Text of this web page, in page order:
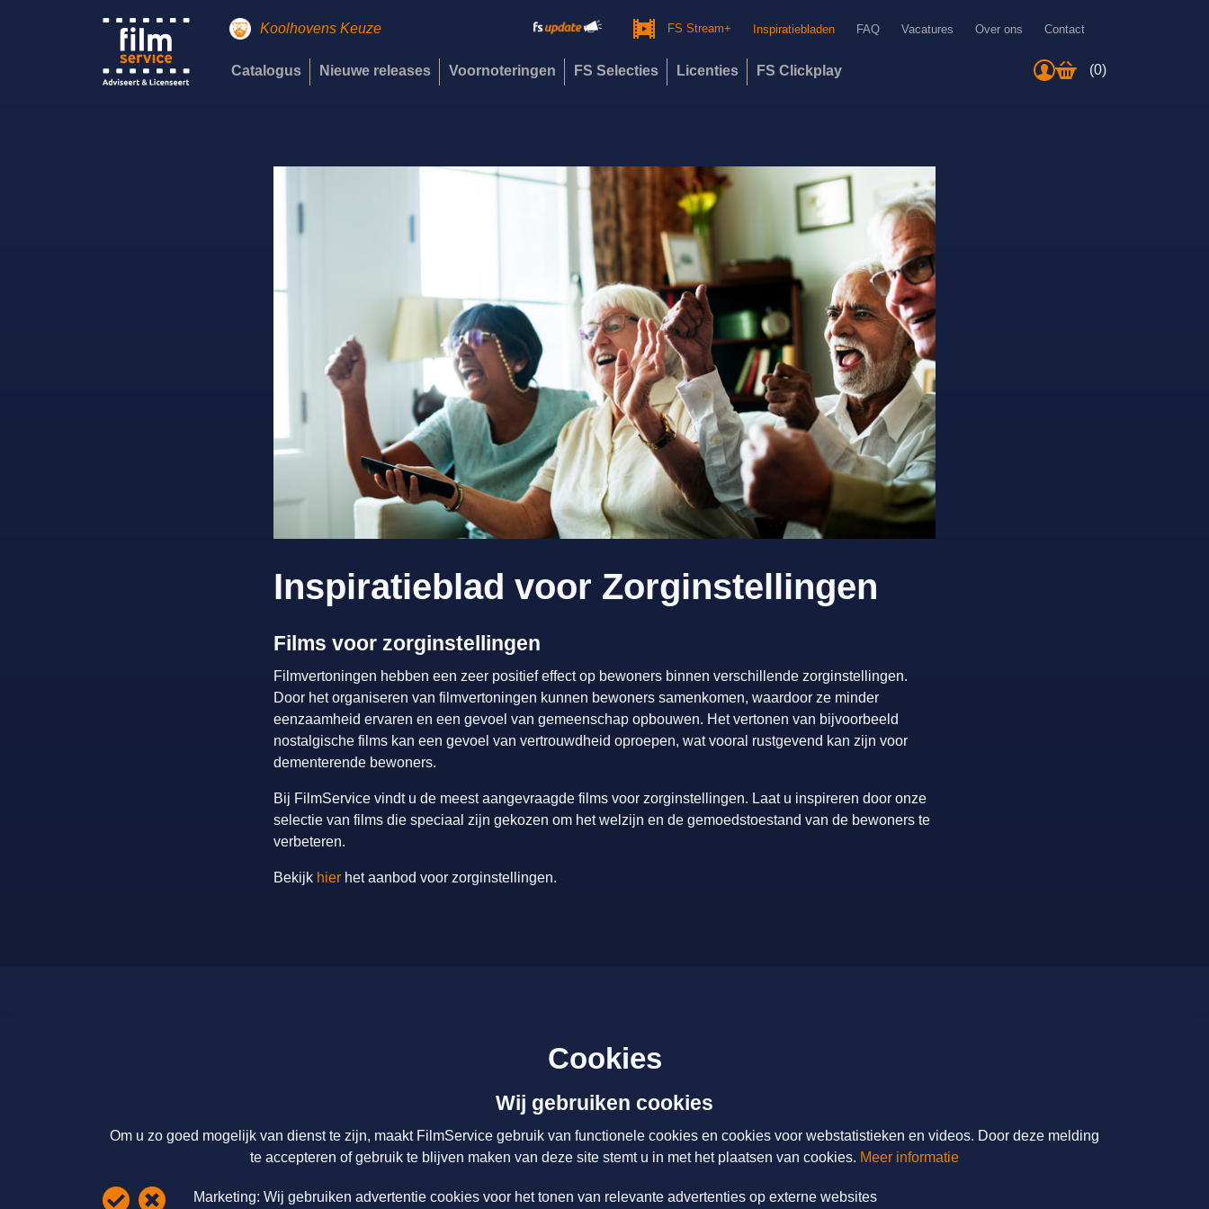
Koolhovens Keuze
(0)
Catalogus Nieuwe releases Voornoteringen FS Selecties Licenties FS Clickplay
FS Stream+ Inspiratiebladen FAQ Vacatures Over ons Contact
Inspiratieblad voor Zorginstellingen
Films voor zorginstellingen
Filmvertoningen hebben een zeer positief effect op bewoners binnen verschillende zorginstellingen.
Door het organiseren van filmvertoningen kunnen bewoners samenkomen, waardoor ze minder
eenzaamheid ervaren en een gevoel van gemeenschap opbouwen. Het vertonen van bijvoorbeeld
nostalgische films kan een gevoel van vertrouwdheid oproepen, wat vooral rustgevend kan zijn voor
dementerende bewoners.
Bij FilmService vindt u de meest aangevraagde films voor zorginstellingen. Laat u inspireren door onze
selectie van films die speciaal zijn gekozen om het welzijn en de gemoedstoestand van de bewoners te
verbeteren.
Bekijk hier het aanbod voor zorginstellingen.
FAQ Overview Page
Cookie informatie
Disclaimer
Over ons
Licenties & Tarieven
Disclaimer
Schrijf u hier in voor onze nieuwsbrief
E:info@filmservice.nl
Cookies
Wij gebruiken cookies
Om u zo goed mogelijk van dienst te zijn, maakt FilmService gebruik van functionele cookies en cookies voor webstatistieken en videos. Door deze melding
te accepteren of gebruik te blijven maken van deze site stemt u in met het plaatsen van cookies. Meer informatie
Marketing: Wij gebruiken advertentie cookies voor het tonen van relevante advertenties op externe websites